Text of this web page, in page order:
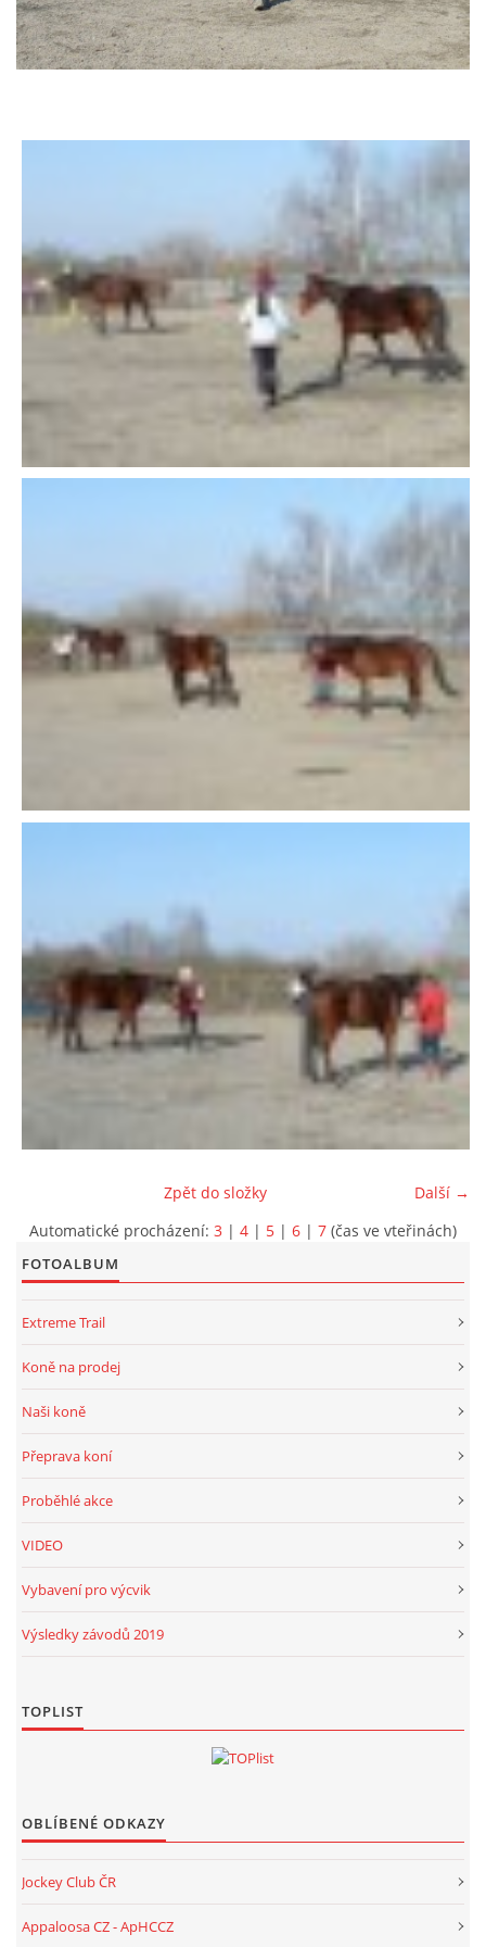
AKCE 2025
© 2026 eStránky.cz
Další →
Zpět do složky
Automatické procházení: 3 | 4 | 5 | 6 | 7 (čas ve vteřinách)
FOTOALBUM
Extreme Trail
Koně na prodej
Naši koně
Přeprava koní
Proběhlé akce
VIDEO
Vybavení pro výcvik
Výsledky závodů 2019
TOPLIST
OBLÍBENÉ ODKAZY
Jockey Club ČR
Appaloosa CZ - ApHCCZ